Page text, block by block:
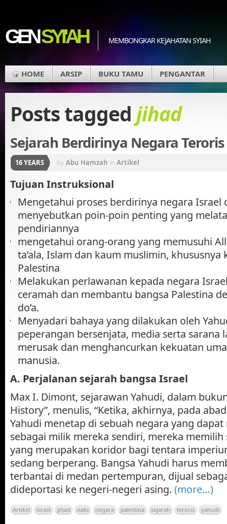
GENSYI'AH MEMBONGKAR KEJAHATAN SYIAH
HOME ARSIP BUKU TAMU PENGANTAR
Posts tagged jihad
Sejarah Berdirinya Negara Teroris
16 YEARS byAbu Hamzah in Artikel
Tujuan Instruksional
Mengetahui proses berdirinya negara Israel
menyebutkan poin-poin penting yang
pendiriannya
mengetahui orang-orang yang memusuhi
ta’ala, Islam dan kaum muslimin,
Palestina
Melakukan perlawanan kepada negara
ceramah dan membantu bangsa Palestina
do’a.
Menyadari bahaya yang dilakukan oleh
peperangan bersenjata, media serta sarana
merusak dan menghancurkan kekuatan
manusia.
A. Perjalanan sejarah bangsa Israel
Max I. Dimont, sejarawan Yahudi, dalam
History”, menulis, “Ketika, akhirnya, pada
Yahudi menetap di sebuah negara yang
sebagai milik mereka sendiri, mereka
yang merupakan koridor bagi tentara
sedang berperang. Bangsa Yahudi harus
terbantai di medan pertempuran, dijual
dideportasi ke negeri-negeri asing. (more…)
Artikel israel jihad nabi negara palestina sejarah teroris yahudi